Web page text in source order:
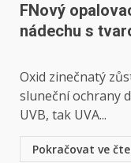
FNový
nádechu s
Oxid zinečnatý
sluneční ochrany
UVB, tak UVA...
Pokračovat ve